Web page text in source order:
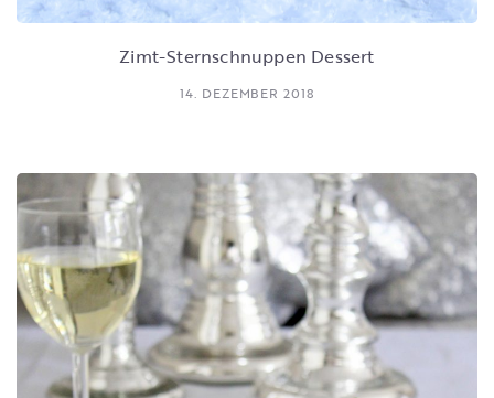
Zimt-Sternschnuppen Dessert
14. DEZEMBER 2018